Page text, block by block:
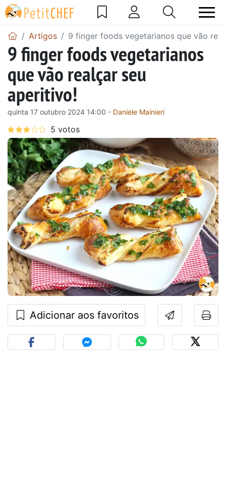
Artigos 9 finger foods vegetarianos que vão
9 finger foods vegetarianos
que vão realçar seu
aperitivo!
quinta 17 outubro 2024 14:00 - Daniele Mainieri
Adicionar aos favoritos